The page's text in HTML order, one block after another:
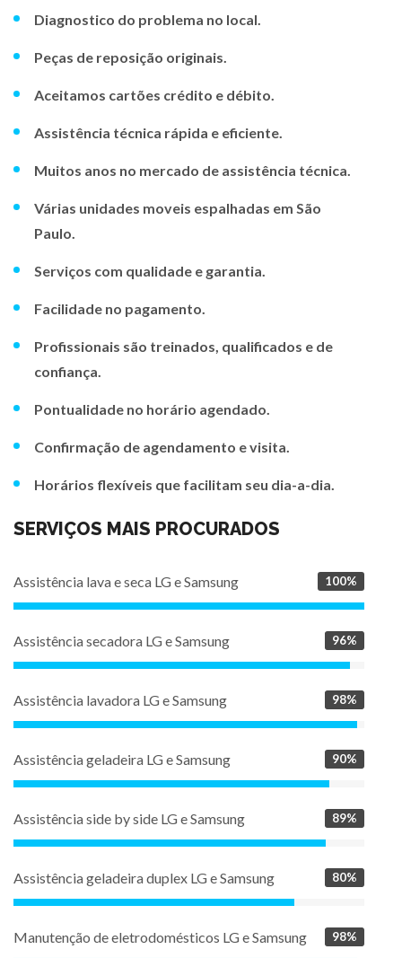
Diagnostico do problema no local.
Peças de reposição originais.
Aceitamos cartões crédito e débito.
Assistência técnica rápida e eficiente.
Muitos anos no mercado de assistência técnica.
Várias unidades moveis espalhadas em São
Paulo.
Serviços com qualidade e garantia.
Facilidade no pagamento.
Profissionais são treinados, qualificados e de
confiança.
Pontualidade no horário agendado.
Confirmação de agendamento e visita.
Horários flexíveis que facilitam seu dia-a-dia.
SERVIÇOS MAIS PROCURADOS
Assistência lava e seca LG e Samsung 100%
Assistência secadora LG e Samsung 96%
Assistência lavadora LG e Samsung 98%
Assistência geladeira LG e Samsung 90%
Assistência side by side LG e Samsung 89%
Assistência geladeira duplex LG e Samsung 80%
Manutenção de eletrodomésticos LG e Samsung 98%